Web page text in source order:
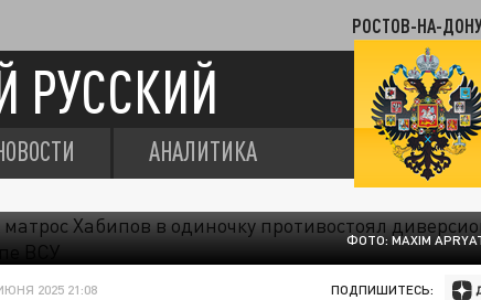
РОСТОВ-НА-
РУССКИЙ
АНАЛИТИКА
ФОТО: MAXIM
2025 21:08 ПОДПИШИТЕСЬ: